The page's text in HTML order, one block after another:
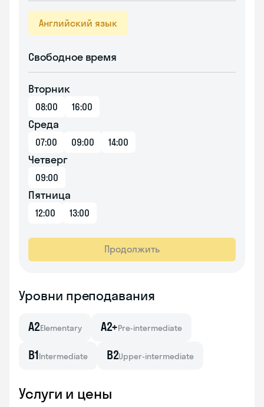
Английский язык
Свободное время
Вторник
08:00 16:00
Среда
07:00 09:00 14:00
Четверг
09:00
Пятница
12:00 13:00
Продолжить
Уровни преподавания
A2Elementary A2+Pre-intermediate
B1Intermediate B2Upper-intermediate
Услуги и цены